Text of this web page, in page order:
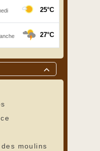

moulins